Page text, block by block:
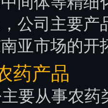
公司主要产
亚市场的开
药产品
要从事农药